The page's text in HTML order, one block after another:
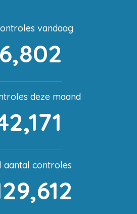
vandaag
deze maand
aantal controles